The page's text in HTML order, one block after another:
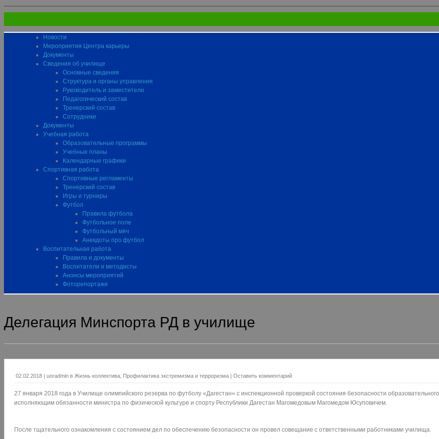
Новости
Мероприятия Центра карьеры
Документы
Сведения об училище
Основные сведения
Структура и органы управления
Руководитель и заместители
Педагогический состав
Тренерский состав
Сотрудники
Документы
Учебная работа
Образовательные программы
Учебные планы
Календарные графики
Спортивная работа
Спортивные регламенты
Тренерский состав
Игры и турниры
Футбол
Правила футбола
Футбольное поле
Футбольный мяч
Анекдоты про футбол
Воспитательная работа
Правила и документы
Воспитатели и методисты
Анонсы мероприятий
Фоторепортажи
Делегация Минспорта РД в училище
02.02.2018 | uoradmin в Жизнь коллектива Профилактика экстремизма и терроризма | Оставить комментарий
27 января 2018 года в Училище олимпийского резерва по футболу «Дагестан» с инспекционной проверкой состояния безопасности
исполняющим обязанности министра по физической культуре и спорту Республики Дагестан Магомедовым Магомедом Юсуповичем.
После тщательного ознакомления с состоянием дел по обеспечению безопасности он провел совещание с ответственными работниками училища.